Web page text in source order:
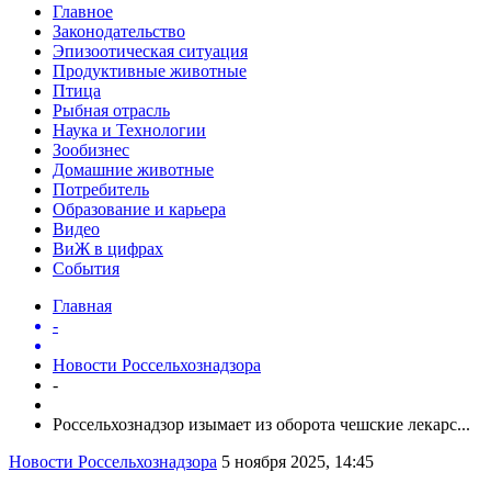
Главное
Законодательство
Эпизоотическая ситуация
Продуктивные животные
Птица
Рыбная отрасль
Наука и Технологии
Зообизнес
Домашние животные
Потребитель
Образование и карьера
Видео
ВиЖ в цифрах
События
Главная
-
Новости Россельхознадзора
-
Россельхознадзор изымает из оборота чешские лекарс...
Новости Россельхознадзора 5 ноября 2025, 14:45